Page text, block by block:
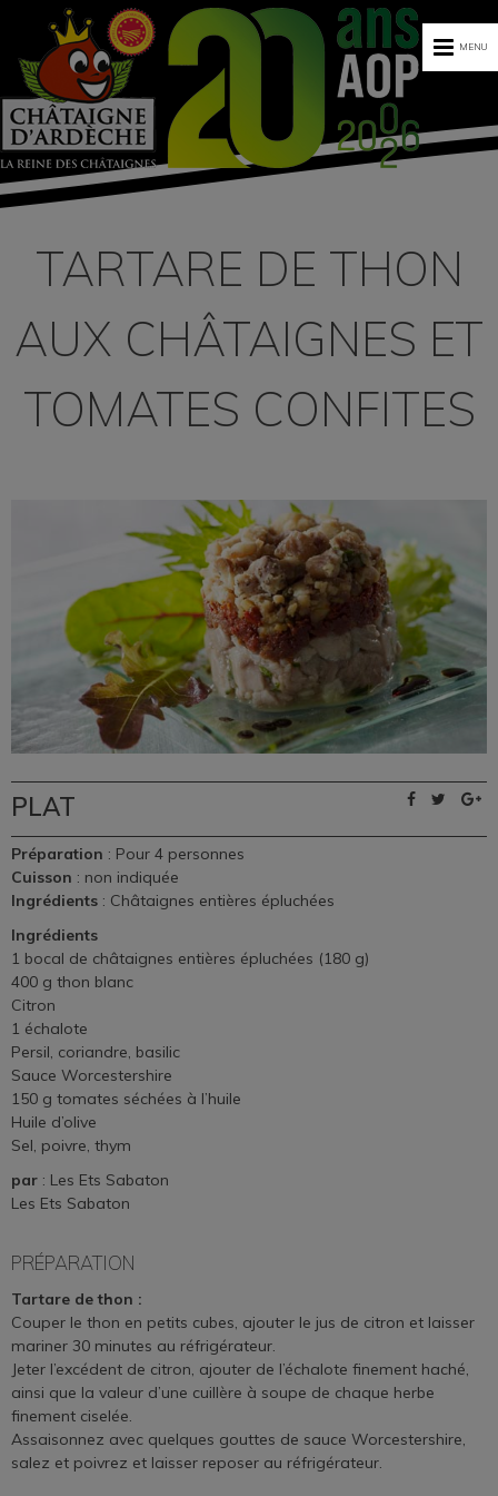
MENU
TARTARE DE THON
AUX CHÂTAIGNES ET
TOMATES CONFITES
PLAT
Préparation : Pour 4 personnes
Cuisson : non indiquée
Ingrédients : Châtaignes entières épluchées
Ingrédients
1 bocal de châtaignes entières épluchées (180 g)
400 g thon blanc
Citron
1 échalote
Persil, coriandre, basilic
Sauce Worcestershire
150 g tomates séchées à l’huile
Huile d’olive
Sel, poivre, thym
par : Les Ets Sabaton
Les Ets Sabaton
PRÉPARATION
Tartare de thon :
Couper le thon en petits cubes, ajouter le jus de citron et laisser
mariner 30 minutes au réfrigérateur.
Jeter l’excédent de citron, ajouter de l’échalote finement haché,
ainsi que la valeur d’une cuillère à soupe de chaque herbe
finement ciselée.
Assaisonnez avec quelques gouttes de sauce Worcestershire,
salez et poivrez et laisser reposer au réfrigérateur.